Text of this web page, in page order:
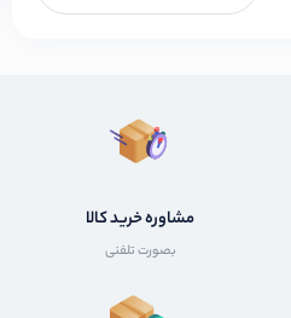
مشاوره خرید کالا
بصورت تلفنی